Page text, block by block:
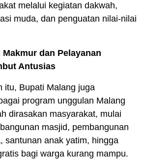
melalui kegiatan dakwah,
muda, dan penguatan nilai-nilai
dan Pelayanan
Antusias
itu, Bupati Malang juga
program unggulan Malang
dirasakan masyarakat, mulai
masjid, pembangunan
santunan anak yatim, hingga
bagi warga kurang mampu.